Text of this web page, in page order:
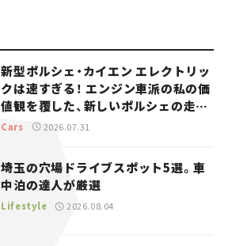
新型ポルシェ・カイエン エレクトリッ
クは速すぎる！ エンジン車派の私の価
値観を覆した、新しいポルシェの走
り。
Cars 2026.07.31
埼玉の穴場ドライブスポット5選。車
中泊の達人が厳選
Lifestyle 2026.08.04